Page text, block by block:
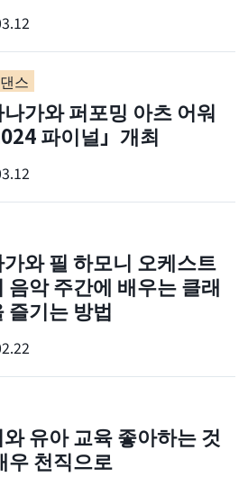
스
나가와 퍼포밍 아츠 어워
파이널」개최
와 필 하모니 오케스트
음악 주간에 배우는 클래
즐기는 방법
유아 교육 좋아하는 것
우 천직으로